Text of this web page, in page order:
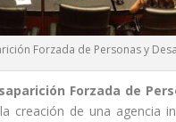
Forzada de Personas y
Forzada de
creación de una agencia